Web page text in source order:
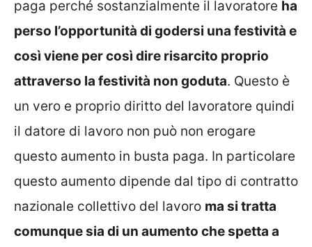
paga perché sostanzialmente il lavoratore ha
perso l’opportunità di godersi una festività e
così viene per così dire risarcito proprio
attraverso la festività non goduta. Questo è
un vero e proprio diritto del lavoratore quindi
il datore di lavoro non può non erogare
questo aumento in busta paga. In particolare
questo aumento dipende dal tipo di contratto
nazionale collettivo del lavoro ma si tratta
comunque sia di un aumento che spetta a